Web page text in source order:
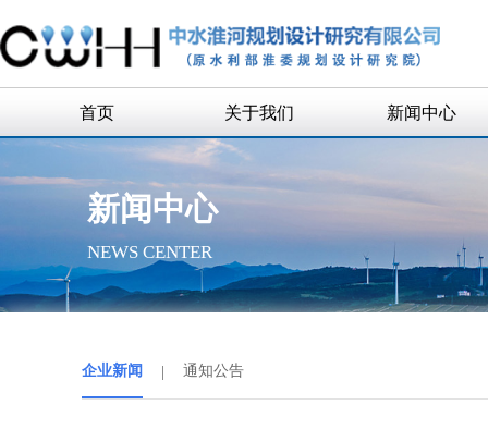
首页 关于我们
公司简介
公司领导
历史沿革
新闻中心
通知公告
新闻中心
NEWS CENTER
企业新闻 | 通知公告